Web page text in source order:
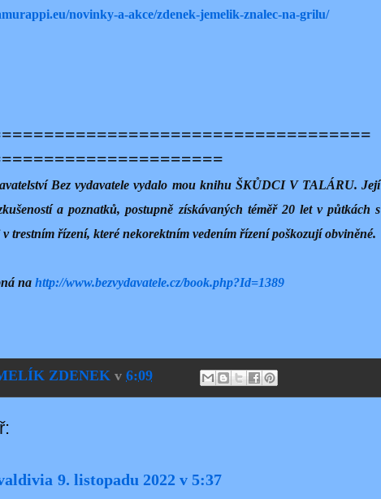
novinky-a-akce/zdenek-jemelik-znalec-na-grilu/
Bez vydavatele vydalo mou knihu ŠKŮDCI V TALÁRU. Její
a poznatků, postupně získávaných téměř 20 let v půtkách s
trestním řízení, které nekorektním vedením řízení poškozují obviněné.
na http://www.bezvydavatele.cz/book.php?Id=1389
ZDENEK v 6:09
9. listopadu 2022 v 5:37